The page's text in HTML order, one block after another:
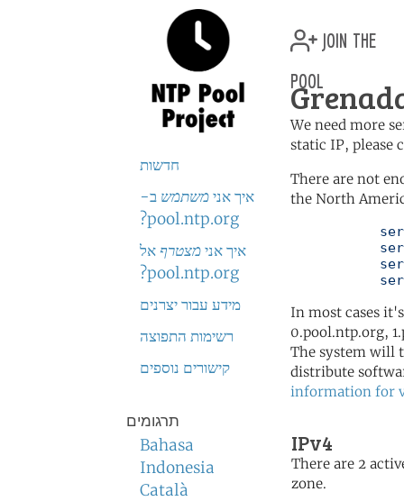
חדשות
איך אנימשתמש ב-
pool.ntp.org?
איך אנימצטרף אל
pool.ntp.org?
מידע עבור יצרנים
רשימות התפוצה
קישורים נוספים
תרגומים
Bahasa
Indonesia
Català
join the
pool
We need more
static IP, please
There are not
the North
In most cases
0.pool.ntp.org,
The system will
distribute
information for
IPv4
There are 2
zone.